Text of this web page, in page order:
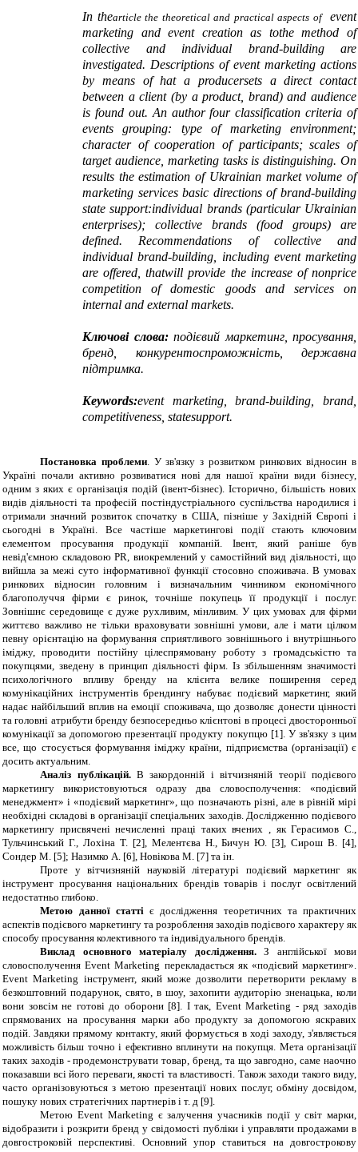
In thearticle the theoretical and practical aspects of event
marketing and event creation as tothe method of
collective and individual brand-building
are
investigated. Descriptions of event marketing actions
by means of hat a producersets
a direct contact
between a client (by a product, brand) and audience
is found out. An author four classification criteria of
events grouping: type of
marketing environment;
character of cooperation of participants; scales of
target audience, marketing tasks is distinguishing. On
results the estimation of Ukrainian market volume of
marketing services basic directions of brand-building
state support:individual brands (particular Ukrainian
enterprises); collective brands
(food groups) are
defined. Recommendations of
collective and
individual brand-building
including event marketing
are offered,
thatwill provide the increase of nonprice
competition of
domestic goods and services on
internal and external markets.
Ключові слова:подієвий маркетинг, просування,
бренд, конкурентоспроможність, державна
підтримка.
Keywords:event marketing,brand-building , brand,
competitiveness, statesupport.
Постановка проблеми. У зв'язку з розвитком ринкових відносин в
Україні почали активно розвиватися нові для нашої країни види бізнесу,
одним з яких є організація подій (івент-бізнес). Історично, більшість нових
видів діяльності та професій постіндустріального суспільства народилися і
отримали значний розвиток спочатку в США, пізніше у Західній Європі і
сьогодні в Україні. Все частіше маркетингові події стають ключовим
елементом просування продукції компаній. Івент, який раніше був
невід'ємною складовою РR, виокремлений у самостійний вид діяльності, що
вийшла за межі суто інформативної функції стосовно споживача. В умовах
ринкових відносин головним і визначальним чинником економічного
благополуччя фірми є ринок, точніше покупець її продукції і послуг.
Зовнішнє середовище є дуже рухливим, мінливим. У цих умовах для фірми
життєво важливо не тільки враховувати зовнішні умови, але і мати цілком
певну орієнтацію на формування сприятливого зовнішнього і внутрішнього
іміджу, проводити постійну цілеспрямовану роботу з громадськістю та
покупцями, зведену в принцип діяльності фірм. Із збільшенням значимості
психологічного впливу бренду на клієнта велике поширення серед
комунікаційних інструментів брендингу набуває подієвий маркетинг, який
надає найбільший вплив на емоції споживача, що дозволяє донести цінності
та головні атрибути бренду безпосередньо клієнтові в процесі двосторонньої
комунікації за допомогою презентації продукту покупцю [1]. У зв'язку з цим
все, що стосується формування іміджу країни, підприємства (організації) є
досить актуальним.
Аналіз публікацій.В закордонній і вітчизняній теорії подієвого
маркетингу використовуються одразу два словосполучення: «подієвий
менеджмент» і «подієвий маркетинг», що позначають різні, але в рівній мірі
необхідні складові в організації спеціальних заходів. Дослідженню подієвого
маркетингу присвячені нечисленні праці таких вчених , як Герасимов С.,
Тульчинський Г., Лохіна Т. [2], Мелентєва Н., Бичун Ю. [3], Сирош В. [4],
Сондер М. [5]; Назимко А. [6], Новікова М. [7] та ін.
Проте у вітчизняній науковій літературі подієвий маркетинг як
інструмент просування національних брендів товарів і послуг освітлений
недостатньо глибоко.
Метою данної статтіє дослідження теоретичних та практичних
аспектів подієвого маркетингу та розроблення заходів подієвого характеру як
способу просування колективного та індивідуального брендів.
Виклад основного матеріалу дослідження.З англійської мови
словосполучення Event Marketing перекладається як «подієвий маркетинг».
Event Marketing інструмент, який може дозволити перетворити рекламу в
безкоштовний подарунок, свято, в шоу, захопити аудиторію зненацька, коли
вони зовсім не готові до оборони [8]. І так, Event Marketing - ряд заходів
спрямованих на просування марки або продукту за допомогою яскравих
подій. Завдяки прямому контакту, який формується в ході заходу, з'являється
можливість більш точно і ефективно вплинути на покупця. Мета організації
таких заходів - продемонструвати товар, бренд, та що завгодно, саме наочно
показавши всі його переваги, якості та властивості. Також заходи такого виду,
часто організовуються з метою презентації нових послуг, обміну досвідом,
пошуку нових стратегічних партнерів і т. д [9].
Метою Event Marketing є залучення учасників події у світ марки,
відобразити і розкрити бренд у свідомості публіки і управляти продажами в
довгостроковій перспективі. Основний упор ставиться на довгострокову